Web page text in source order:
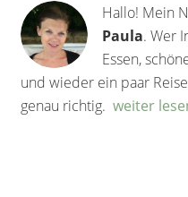
Hallo! Mein
Paula. Wer
Essen,
und wieder ein paar
genau richtig. weiter